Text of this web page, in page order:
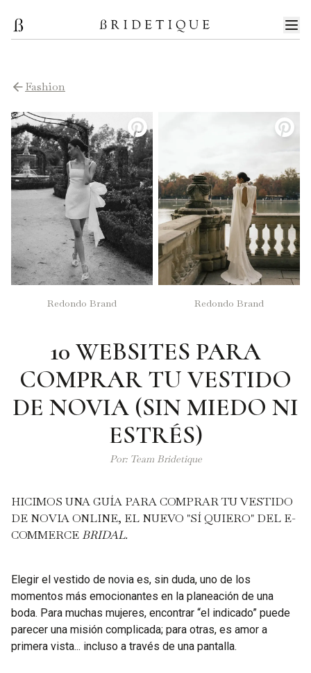
Fashion
Redondo Brand Redondo Brand
10 WEBSITES PARA
COMPRAR TU VESTIDO
DE NOVIA (SIN MIEDO NI
ESTRÉS)
Por: Team Bridetique
HICIMOS UNA GUÍA PARA COMPRAR TU VESTIDO
DE NOVIA ONLINE, EL NUEVO "SÍ QUIERO" DEL E-
COMMERCEBRIDAL.
Elegir el vestido de novia es, sin duda, uno de los
momentos más emocionantes en la planeación de una
boda. Para muchas mujeres, encontrar “el indicado” puede
parecer una misión complicada; para otras, es amor a
primera vista... incluso a través de una pantalla.